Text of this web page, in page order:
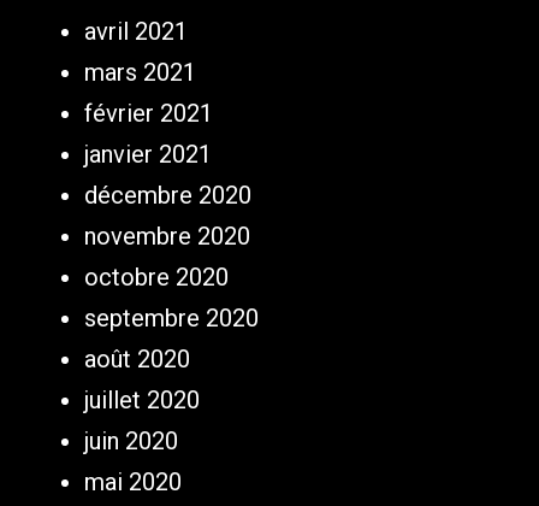
avril 2021
mars 2021
février 2021
janvier 2021
décembre 2020
novembre 2020
octobre 2020
septembre 2020
août 2020
juillet 2020
juin 2020
mai 2020